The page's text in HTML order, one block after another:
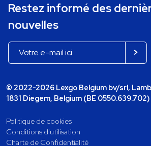
Restez informé des
nouvelles
© 2022-2026 Lexgo Belgium bv/srl,
1831 Diegem, Belgium (BE 0550.639.702)
Politique de cookies
Conditions d'utilisation
Charte de Confidentialité